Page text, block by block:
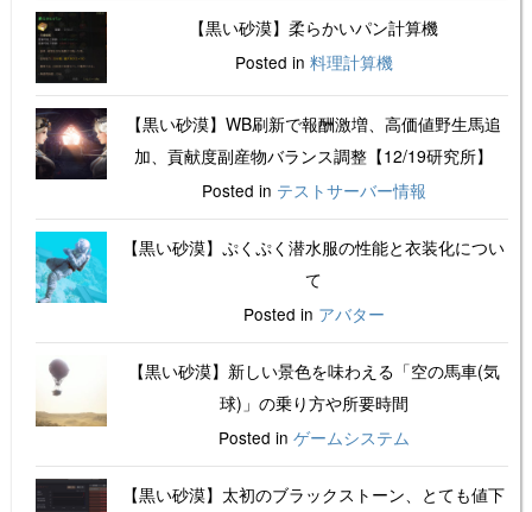
【黒い砂漠】柔らかいパン計算機
Posted in 料理計算機
【黒い砂漠】WB刷新で報酬激増、高価値野生馬追
加、貢献度副産物バランス調整【12/19研究所】
Posted in テストサーバー情報
【黒い砂漠】ぷくぷく潜水服の性能と衣装化につい
て
Posted in アバター
【黒い砂漠】新しい景色を味わえる「空の馬車(気
球)」の乗り方や所要時間
Posted in ゲームシステム
【黒い砂漠】太初のブラックストーン、とても値下